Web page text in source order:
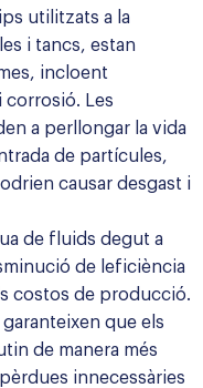
utilitzats a la
i tancs, estan
incloent
corrosió. Les
a perllongar la vida
de partícules,
causar desgast i
de fluids degut a
de leficiència
costos de producció.
que els
de manera més
innecessàries